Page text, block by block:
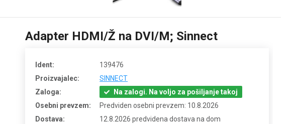
Adapter HDMI/Ž na DVI/M; Sinnect
Ident:
139476
Proizvajalec:
SINNECT
Zaloga:
Na zalogi. Na voljo za pošiljanje takoj
Osebni prevzem:
Predviden osebni prevzem: 10.8.2026
Dostava:
12.8.2026 predvidena dostava na dom